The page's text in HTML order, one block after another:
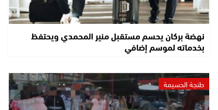
نهضة بركان يحسم مستقبل منير المحمدي ويحتفظ
بخدماته لموسم إضافي
طنجة الحسيمة